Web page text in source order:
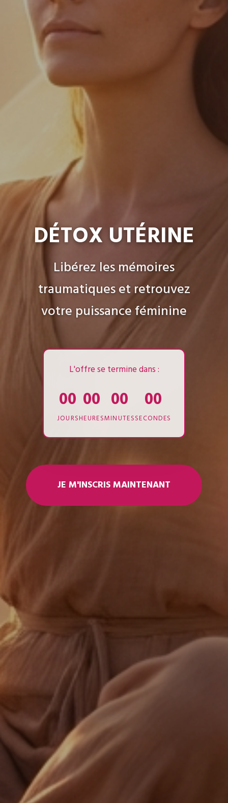
DÉTOX UTÉRINE
Libérez les mémoires
traumatiques et retrouvez
votre puissance féminine
L'offre se termine dans :
00
JOURS
00
HEURES
00
MINUTES
00
SECONDES
JE M'INSCRIS MAINTENANT